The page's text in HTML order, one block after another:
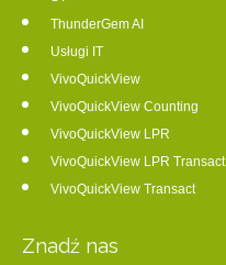
ThunderGem AI
Usługi IT
VivoQuickView
VivoQuickView Counting
VivoQuickView LPR
VivoQuickView LPR Transact
VivoQuickView Transact
Znadź nas